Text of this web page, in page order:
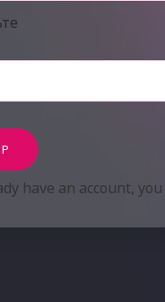
have an account, you